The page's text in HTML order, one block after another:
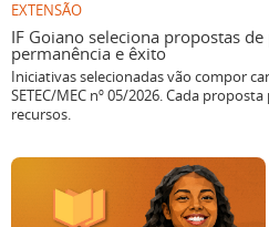
EXTENSÃO
IF Goiano seleciona propostas
permanência e êxito
Iniciativas selecionadas vão compor
SETEC/MEC nº 05/2026. Cada
recursos.